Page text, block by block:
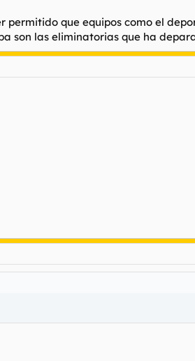
permitido que equipos como el
son las eliminatorias que ha